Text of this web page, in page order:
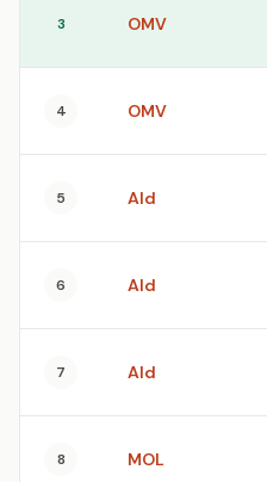
3 OMV
4 OMV
5 Ald
6 Ald
7 Ald
8 MOL